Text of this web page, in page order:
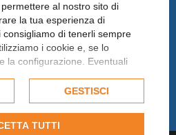
al nostro sito di
la tua esperienza di
di tenerli sempre
i cookie e, se lo
la configurazione. Eventuali
del consenso
cookie completa.
GESTISCI
TUTTI
su Facebook
su WhatsApp
su LinkedIn